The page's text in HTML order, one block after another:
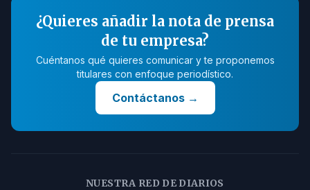
¿Quieres añadir la nota de prensa
de tu empresa?
Cuéntanos qué quieres comunicar y te proponemos
titulares con enfoque periodístico.
Contáctanos→
NUESTRA RED DE DIARIOS